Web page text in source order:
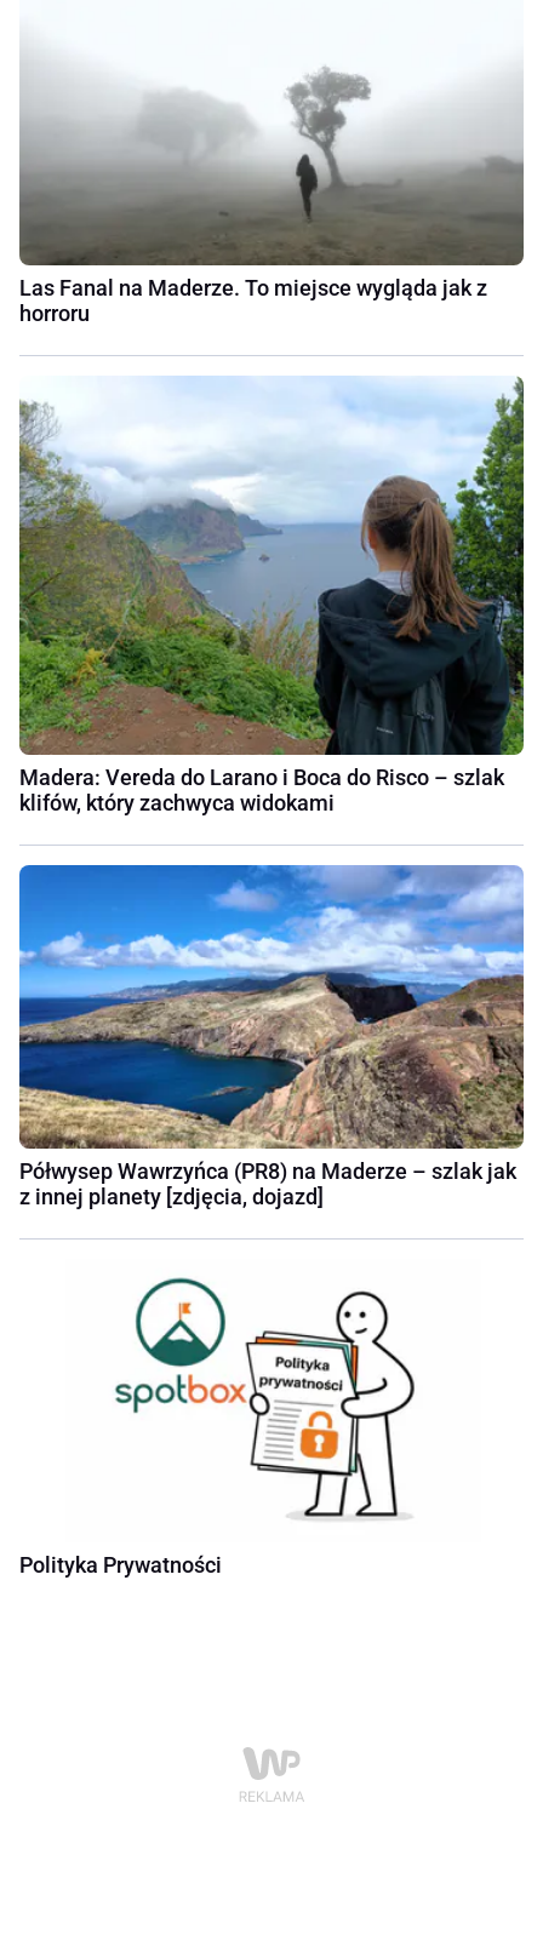
Las Fanal na Maderze. To miejsce wygląda jak z
horroru
Madera: Vereda do Larano i Boca do Risco – szlak
klifów, który zachwyca widokami
Półwysep Wawrzyńca (PR8) na Maderze – szlak jak
z innej planety [zdjęcia, dojazd]
Polityka Prywatności